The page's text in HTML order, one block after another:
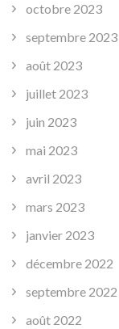
octobre 2023
septembre 2023
août 2023
juillet 2023
juin 2023
mai 2023
avril 2023
mars 2023
janvier 2023
décembre 2022
septembre 2022
août 2022